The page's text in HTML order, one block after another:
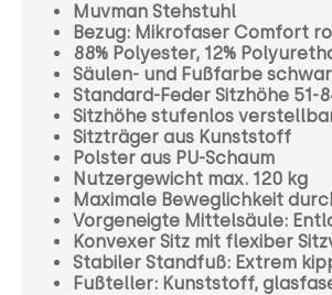
Muvman Stehstuhl
Bezug: Mikrofaser Comfort
88% Polyester, 12%
Säulen- und Fußfarbe
Standard-Feder Sitzhöhe 51-
Sitzhöhe stufenlos
Sitzträger aus Kunststoff
Polster aus PU-Schaum
Nutzergewicht max. 120 kg
Maximale Beweglichkeit
Vorgeneigte Mittelsäule:
Konvexer Sitz mit flexiber
Stabiler Standfuß: Extrem
Fußteller: Kunststoff,